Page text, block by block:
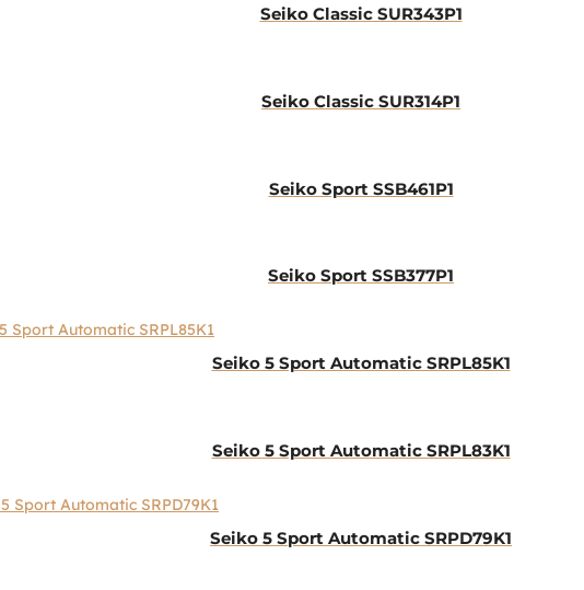
Seiko Classic SUR343P1
Seiko Classic SUR314P1
Seiko Sport SSB461P1
Seiko Sport SSB377P1
Seiko 5 Sport Automatic SRPL85K1
Seiko 5 Sport Automatic SRPL83K1
Seiko 5 Sport Automatic SRPD79K1